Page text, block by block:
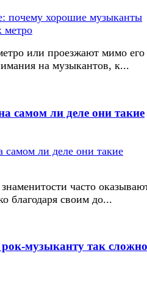
или проезжают мимо его
на музыкантов, к...
самом ли деле они такие
часто
благодаря своим до...
музыканту так сложно